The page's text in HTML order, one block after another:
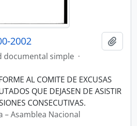
2002
documental simple ·
AL COMITE DE EXCUSAS
QUE DEJASEN DE ASISTIR
CONSECUTIVAS.
– Asamblea Nacional